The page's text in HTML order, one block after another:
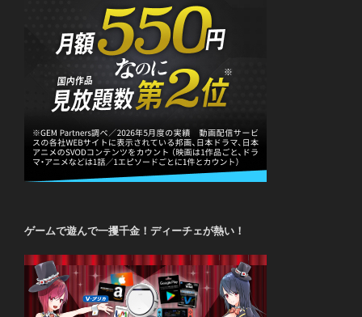
ゲームで遊んで一攫千金！ディーチェが熱い！